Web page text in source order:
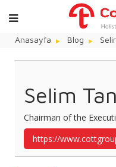
Anasayfa Blog
Selim
Chairman of the
https://